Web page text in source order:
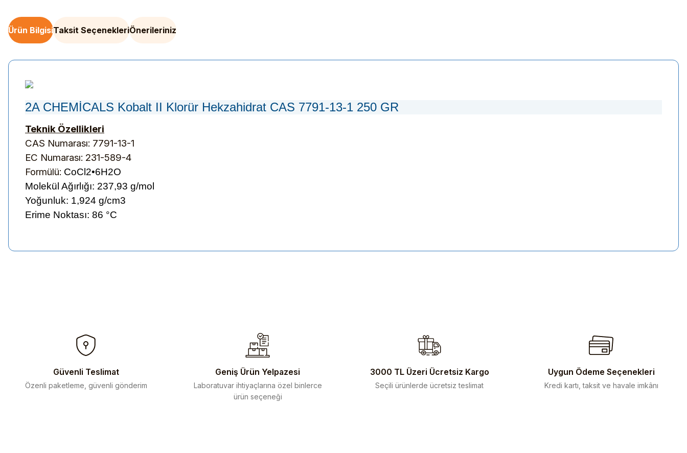
Ürün BilgisiTaksit SeçenekleriÖnerileriniz
2A CHEMİCALS Kobalt II Klorür Hekzahidrat CAS 7791-13-1 250 GR
Teknik Özellikleri
CAS Numarası: 7791-13-1
EC Numarası: 231-589-4
Formülü: CoCl2•6H2O
Molekül Ağırlığı: 237,93 g/mol
Yoğunluk: 1,924 g/cm3
Erime Noktası: 86 °C
Ürün bilgilerinde hatalar bulunuyor.
Ürün fiyatı diğer sitelerden daha pahalı.
Güvenli Teslimat
Özenli paketleme, güvenli gönderim
Geniş Ürün Yelpazesi
Laboratuvar ihtiyaçlarına özel binlerce
ürün seçeneği
3000 TL Üzeri Ücretsiz Kargo
Seçili ürünlerde ücretsiz teslimat
Uygun Ödeme Seçenekleri
Kredi kartı, taksit ve havale imkânı